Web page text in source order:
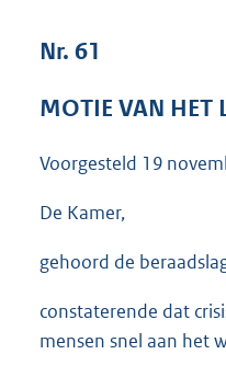
Nr. 61
MOTIE VAN HET
Voorgesteld 19
De Kamer,
gehoord de
constaterende dat
mensen snel aan het